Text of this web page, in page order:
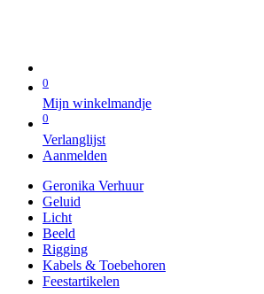
0
Mijn winkelmandje
0
Verlanglijst
Aanmelden
Geronika Verhuur
Geluid
Licht
Beeld
Rigging
Kabels & Toebehoren
Feestartikelen